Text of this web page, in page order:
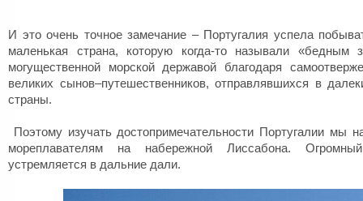
И это очень точное замечание – Португалия успела
маленькая страна, которую когда-то называли «бедным
могущественной морской державой благодаря
великих сынов–путешественников, отправлявшихся в
страны.
Поэтому изучать достопримечательности Португалии мы
мореплавателям на набережной Лиссабона.
устремляется в дальние дали.